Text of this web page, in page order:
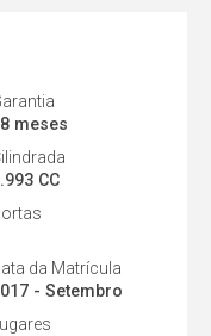
meses
CC
da Matrícula
- Setembro